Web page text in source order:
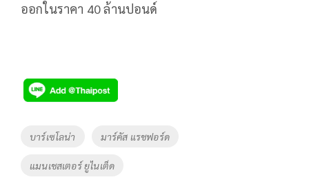
ออกในราคา 40 ล้านปอนด์
Tags
บาร์เซโลน่า มาร์คัส แรชฟอร์ด
แมนเชสเตอร์ ยูไนเต็ด